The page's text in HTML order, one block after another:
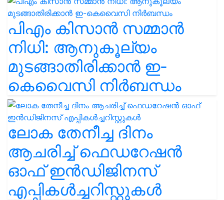
പിഎം കിസാൻ സമ്മാൻ
നിധി: ആനുകൂല്യം
മുടങ്ങാതിരിക്കാൻ ഇ-
കെവൈസി നിർബന്ധം
ലോക തേനീച്ച ദിനം
ആചരിച്ച് ഫെഡറേഷൻ
ഓഫ് ഇൻഡിജിനസ്
എപ്പികൾച്ചറിസ്റ്റുകൾ